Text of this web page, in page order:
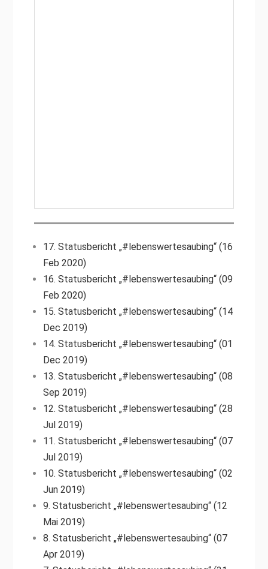
17. Statusbericht „#lebenswertesaubing“ (16
Feb 2020)
16. Statusbericht „#lebenswertesaubing“ (09
Feb 2020)
15. Statusbericht „#lebenswertesaubing“ (14
Dec 2019)
14. Statusbericht „#lebenswertesaubing“ (01
Dec 2019)
13. Statusbericht „#lebenswertesaubing“ (08
Sep 2019)
12. Statusbericht „#lebenswertesaubing“ (28
Jul 2019)
11. Statusbericht „#lebenswertesaubing“ (07
Jul 2019)
10. Statusbericht „#lebenswertesaubing“ (02
Jun 2019)
9. Statusbericht „#lebenswertesaubing“ (12
Mai 2019)
8. Statusbericht „#lebenswertesaubing“ (07
Apr 2019)